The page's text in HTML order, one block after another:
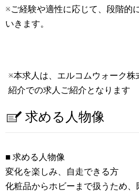
※ご経験や適性に応じて、段階的
いきます。
※本求人は、エルコムウォーク株
紹介での求人ご紹介となります
求める人物像
■ 求める人物像
変化を楽しみ、自走できる方
化粧品からホビーまで扱うため